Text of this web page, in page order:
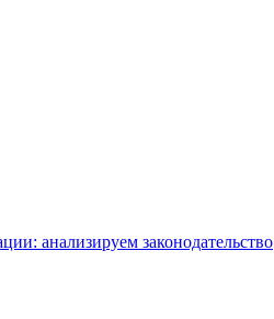
анализируем законодательство